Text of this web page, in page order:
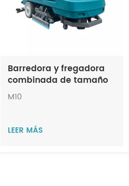
Barredora y fregadora
combinada de tamaño
mediano con operador a
bordo JIECHI M10
M10
LEER MÁS